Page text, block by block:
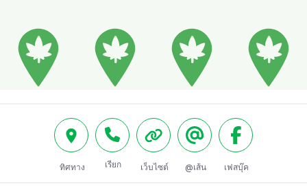
ทิศทาง เรียก เว็บไซต์ @เส้น เฟสบุ๊ค